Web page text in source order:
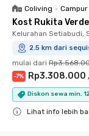
Coliving • Campur
Kost Rukita
Kelurahan Setiabudi,
2.5 km dari
mulai dari
-7% Rp3.308.000
Diskon sewa min.
Lihat info lebih